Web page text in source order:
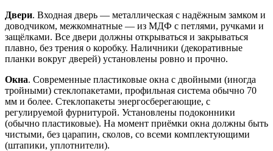
Двери. Входная дверь — металлическая с надёжным замком и
доводчиком, межкомнатные — из МДФ с петлями, ручками и
защёлками. Все двери должны открываться и закрываться
плавно, без трения о коробку. Наличники (декоративные
планки вокруг дверей) установлены ровно и прочно.
Окна. Современные пластиковые окна с двойными (иногда
тройными) стеклопакетами, профильная система обычно 70
мм и более. Стеклопакеты энергосберегающие, с
регулируемой фурнитурой. Установлены подоконники
(обычно пластиковые). На момент приёмки окна должны быть
чистыми, без царапин, сколов, со всеми комплектующими
(штапики, уплотнители).